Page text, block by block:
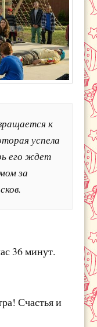
к
успела
его ждет
за
36 минут.
Счастья и